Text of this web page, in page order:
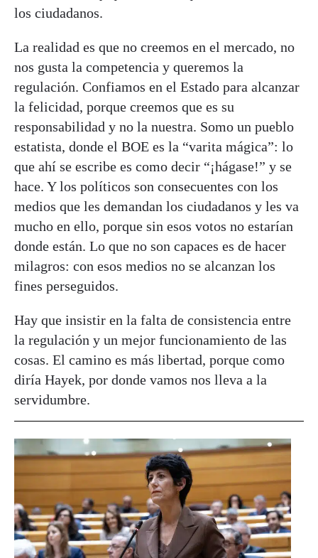
los ciudadanos.
La realidad es que no creemos en el mercado, no
nos gusta la competencia y queremos la
regulación. Confiamos en el Estado para alcanzar
la felicidad, porque creemos que es su
responsabilidad y no la nuestra. Somo un pueblo
estatista, donde el BOE es la “varita mágica”: lo
que ahí se escribe es como decir “¡hágase!” y se
hace. Y los políticos son consecuentes con los
medios que les demandan los ciudadanos y les va
mucho en ello, porque sin esos votos no estarían
donde están. Lo que no son capaces es de hacer
milagros: con esos medios no se alcanzan los
fines perseguidos.
Hay que insistir en la falta de consistencia entre
la regulación y un mejor funcionamiento de las
cosas. El camino es más libertad, porque como
diría Hayek, por donde vamos nos lleva a la
servidumbre.